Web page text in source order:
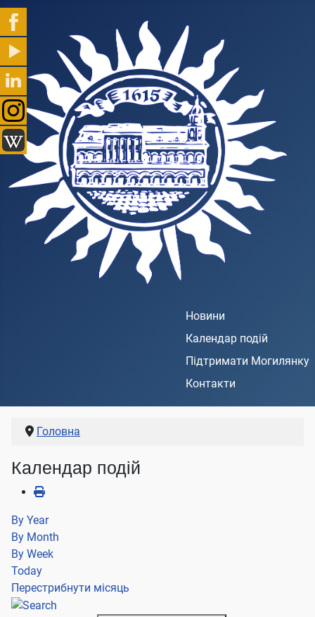
Новини
Календар подій
Підтримати Могилянку
Контакти
Головна
Календар подій
By Year
By Month
By Week
Today
Перестрибнути місяць